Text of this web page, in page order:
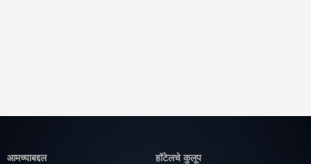
आमच्याबद्दल हॉटेलचे कुलूप